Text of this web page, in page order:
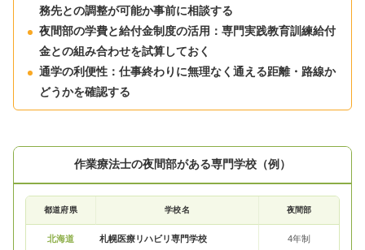
務先との調整が可能か事前に相談する
夜間部の学費と給付金制度の活用：専門実践教育訓練給付
金との組み合わせを試算しておく
通学の利便性：仕事終わりに無理なく通える距離・路線か
どうかを確認する
作業療法士の夜間部がある専門学校（例）
都道府県 学校名 夜間部
北海道 札幌医療リハビリ専門学校 4年制